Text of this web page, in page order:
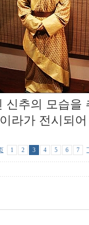
신추의 모습을
라가 전시되
1 2 3 4 5 6 7